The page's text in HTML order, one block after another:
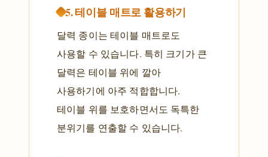
5. 테이블 매트로 활용하기
달력 종이는 테이블 매트로도
사용할 수 있습니다. 특히 크기가 큰
달력은 테이블 위에 깔아
사용하기에 아주 적합합니다.
테이블 위를 보호하면서도 독특한
분위기를 연출할 수 있습니다.